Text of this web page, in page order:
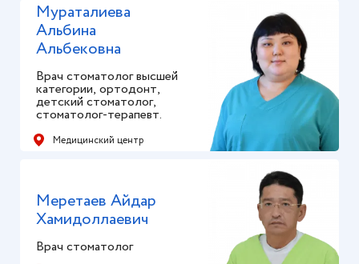
Мураталиева
Альбина
Альбековна
Врач стоматолог высшей
категории, ортодонт,
детский стоматолог,
стоматолог-терапевт.
Медицинский центр
Меретаев Айдар
Хамидоллаевич
Врач стоматолог